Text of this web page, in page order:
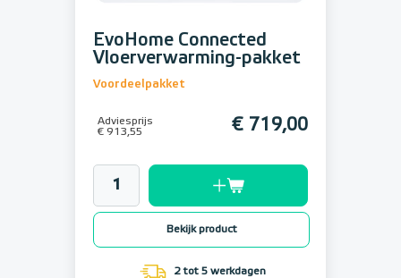
EvoHome Connected
Vloerverwarming-pakket
Voordeelpakket
Adviesprijs
€ 913,55
€ 719,00
Bekijk product
2 tot 5 werkdagen